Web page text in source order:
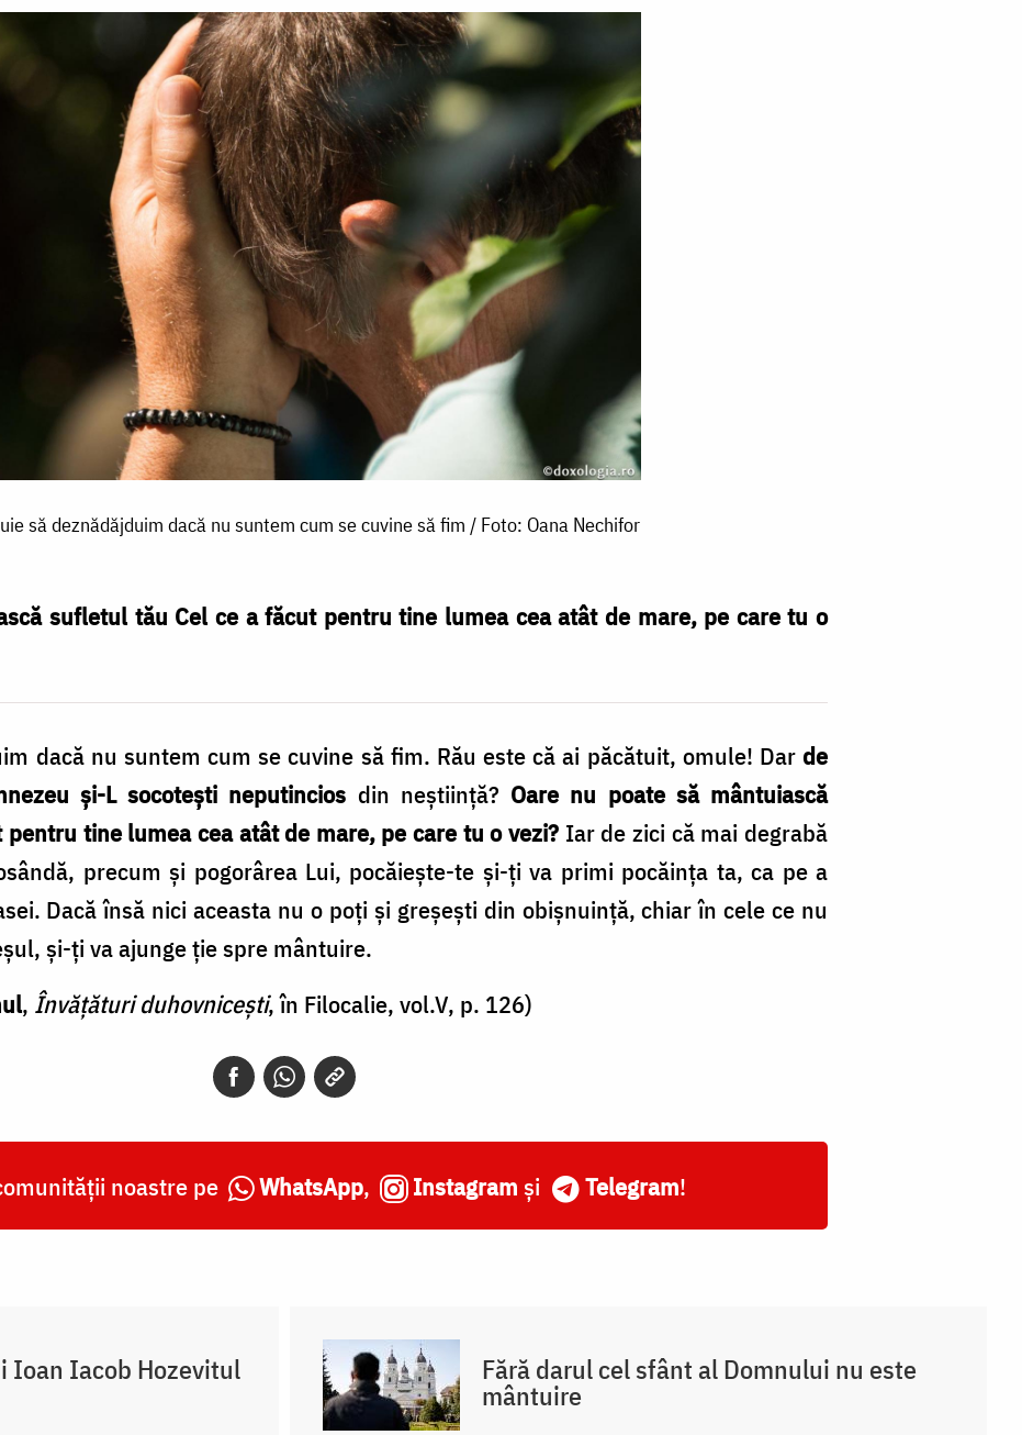
să deznădăjduim dacă nu suntem cum se cuvine să fim / Foto: Oana Nechifor
sufletul tău Cel ce a făcut pentru tine lumea cea atât de mare, pe care tu o
dacă nu suntem cum se cuvine să fim. Rău este că ai păcătuit, omule! Dar de
și-L socotești neputincios din neștiință? Oare nu poate să mântuiască
tine lumea cea atât de mare, pe care tu o vezi? Iar de zici că mai degrabă
precum și pogorârea Lui, pocăiește-te și-ți va primi pocăința ta, ca pe a
Dacă însă nici aceasta nu o poți și greșești din obișnuință, chiar în cele ce nu
și-ți va ajunge ție spre mântuire.
, Învățături duhovnicești, în Filocalie, vol.V, p. 126)
noastre pe WhatsApp, Instagram și Telegram!
Ioan Iacob Hozevitul Fără darul cel sfânt al Domnului nu este
mântuire